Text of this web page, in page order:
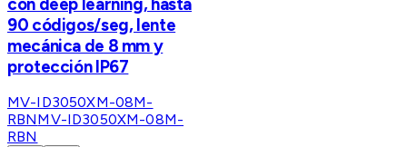
90 códigos/seg, lente
mecánica de 8 mm y
protección IP67
MV-ID3050XM-08M-
RBNMV-ID3050XM-08M-
RBN